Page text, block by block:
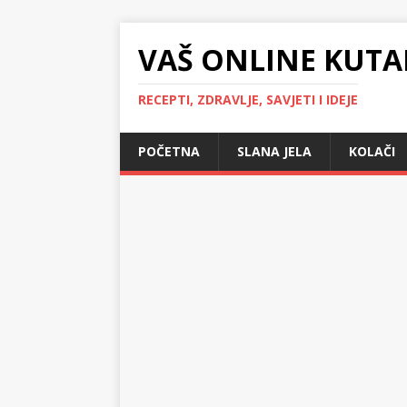
VAŠ ONLINE
RECEPTI, ZDRAVLJE, SAVJETI I IDEJE
POČETNA SLANA JELA KOLAČI